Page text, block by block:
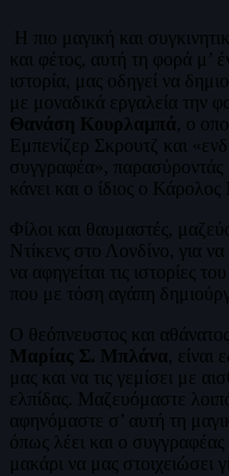
Η πιο μαγική και
και φέτος, αυτή τη φορά μ’
ιστορία, μας οδηγεί να
με μοναδικά εργαλεία την
Θανάση Κουρλαμπά, ο
Εμπενίζερ Σκρουτζ και
συγγραφέα»,
κάνει και ο ίδιος ο
Φίλοι και θαυμαστές,
Ντίκενς στο Λονδίνο, για
να αφηγείται τις ιστορίες
που με τόση αγάπη
Ο θεόπνευστος και
Μαρίας Σ. Μπλάνα, είναι
μας και να τις γεμίσει με
ελπίδας. Μαζευόμαστε
αφηνόμαστε σ’ αυτή τη
όπως λέει και ο
μακάρι να μας στοιχειώσει